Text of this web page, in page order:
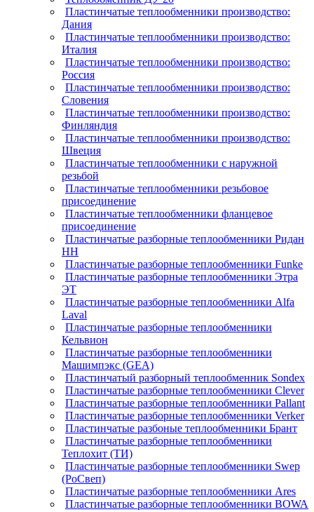
Пластинчатые теплообменники производство:
Дания
Пластинчатые теплообменники производство:
Италия
Пластинчатые теплообменники производство:
Россия
Пластинчатые теплообменники производство:
Словения
Пластинчатые теплообменники производство:
Финляндия
Пластинчатые теплообменники производство:
Швеция
Пластинчатые теплообменники с наружной
резьбой
Пластинчатые теплообменники резьбовое
присоединение
Пластинчатые теплообменники фланцевое
присоединение
Пластинчатые разборные теплообменники Ридан
НН
Пластинчатые разборные теплообменники Funke
Пластинчатые разборные теплообменники Этра
ЭТ
Пластинчатые разборные теплообменники Alfa
Laval
Пластинчатые разборные теплообменники
Кельвион
Пластинчатые разборные теплообменники
Машимпэкс (GEA)
Пластинчатый разборный теплообменник Sondex
Пластинчатые разборные теплообменники Clever
Пластинчатые разборные теплообменники Pallant
Пластинчатые разборные теплообменники Verker
Пластинчатые разбоные теплообменники Брант
Пластинчатые разборные теплообменники
Теплохит (ТИ)
Пластинчатые разборные теплообменники Swep
(РоСвеп)
Пластинчатые разборные теплообменники Ares
Пластинчатые разборные теплообменники BOWA